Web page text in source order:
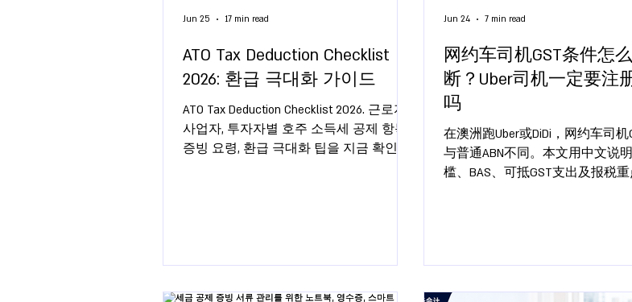
ATO Tax Deduction Checklist
2026: 환급 극대화 가이드
ATO Tax Deduction Checklist 2026. 근로자,
사업자, 투자자별 호주 소득세 공제 항목,
증빙 요령, 환급 극대화 팁을 지금 확인하
Jun 25 17 min read
网约车司机GST条件怎
断？Uber司机一定要注册
吗
在澳洲跑Uber或DiDi，网约车司机
与普通ABN不同。本文用中文说明
槛、BAS、可抵GST支出及报税重
Jun 24 7 min read